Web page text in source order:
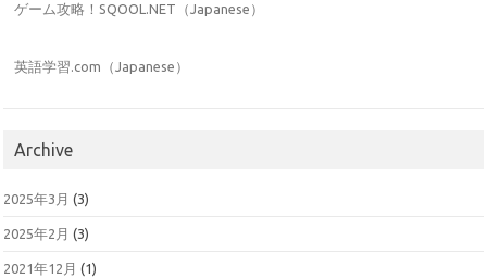
ゲーム攻略！SQOOL.NET（Japanese）
英語学習.com（Japanese）
Archive
2025年3月 (3)
2025年2月 (3)
2021年12月 (1)